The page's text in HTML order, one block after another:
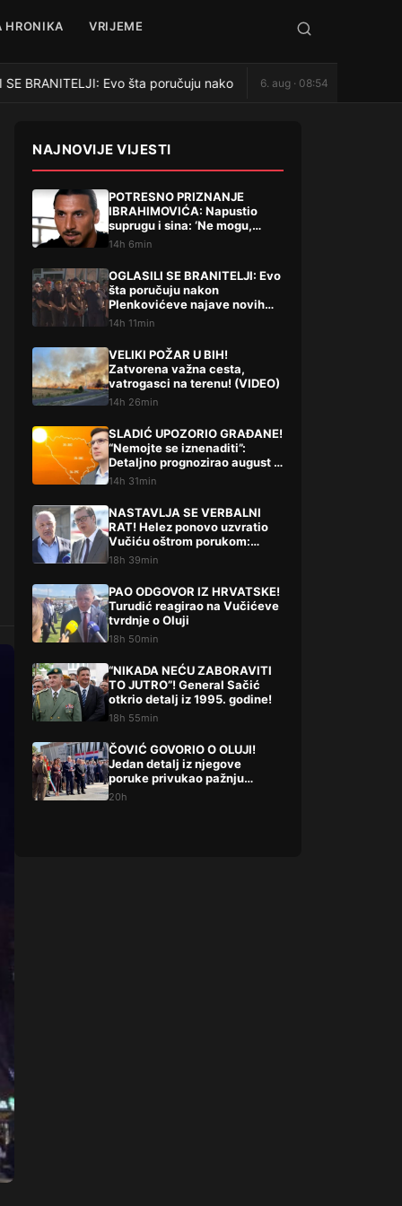
HRONIKA VRIJEME
BRANITELJI: Evo šta poručuju nakon Plenkovićeve najave novih
6. aug · 08:54
NAJNOVIJE VIJESTI
POTRESNO PRIZNANJE
IBRAHIMOVIĆA: Napustio
suprugu i sina: ‘Ne mogu,
oprostite’
14h 6min
OGLASILI SE BRANITELJI: Evo
šta poručuju nakon
Plenkovićeve najave novih
dodataka na mirovine
14h 11min
VELIKI POŽAR U BIH!
Zatvorena važna cesta,
vatrogasci na terenu! (VIDEO)
14h 26min
SLADIĆ UPOZORIO GRAĐANE!
“Nemojte se iznenaditi”:
Detaljno prognozirao august i
septembar
14h 31min
NASTAVLJA SE VERBALNI
RAT! Helez ponovo uzvratio
Vučiću oštrom porukom:
“Nastaviš li ovako…”
18h 39min
PAO ODGOVOR IZ HRVATSKE!
Turudić reagirao na Vučićeve
tvrdnje o Oluji
18h 50min
“NIKADA NEĆU ZABORAVITI
TO JUTRO”! General Sačić
otkrio detalj iz 1995. godine!
18h 55min
ČOVIĆ GOVORIO O OLUJI!
Jedan detalj iz njegove
poruke privukao pažnju
javnosti!
20h